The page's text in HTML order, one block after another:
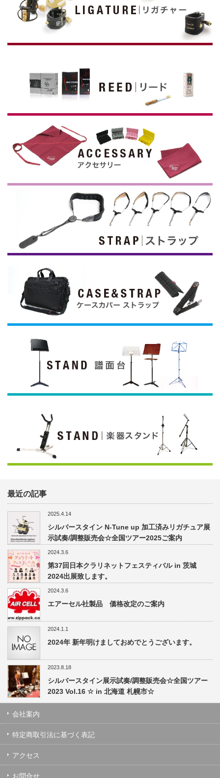
最近の記事
2025.4.14
シルバースタイン N-Tune up 加工済みリガチュア展
示試奏/調整販売会☆全国ツアー2025ご案内
2024.3.6
第37回日本クラリネットフェスティバル in 茨城
2024出展致します。
2024.3.6
エアーセル社製品 価格改定のご案内
2024.1.1
2024年 新年明けましておめでとうございます。
2023.8.18
シルバースタイン展示試奏/調整販売会☆全国ツアー
2023 Vol.16 ☆ in 北海道 札幌市☆
会社案内
特定商取引法に基づく表記
アクセス
お問合せ